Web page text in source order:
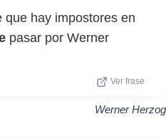
que hay impostores en
pasar por Werner
Ver frase
Werner Herzog